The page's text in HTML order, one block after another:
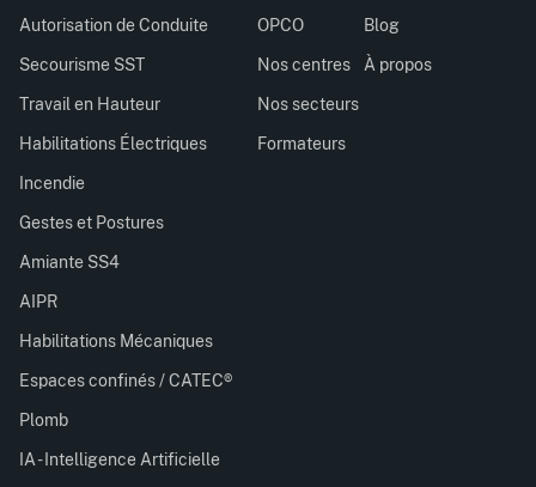
Autorisation de Conduite
Secourisme SST
Travail en Hauteur
Habilitations Électriques
Incendie
Gestes et Postures
Amiante SS4
AIPR
Habilitations Mécaniques
Espaces confinés / CATEC®
Plomb
IA - Intelligence Artificielle
OPCO
Nos centres
Nos secteurs
Formateurs
Blog
À propos